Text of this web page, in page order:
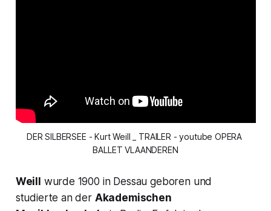
DER SILBERSEE - Kurt Weill _ TRAILER - youtube OPERA
BALLET VLAANDEREN
Weill
wurde 1900 in Dessau geboren und
studierte an der Akademischen